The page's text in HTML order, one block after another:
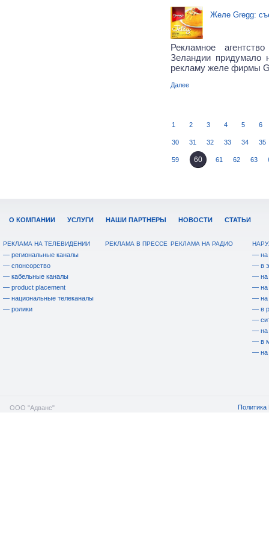
Желе Gregg:
Рекламное
Зеландии придумало
рекламу желе фирмы
Далее
1 2 3 4 5 6
30 31 32 33 34 35
59 60 61 62 63
О КОМПАНИИ УСЛУГИ НАШИ ПАРТНЕРЫ НОВОСТИ СТАТЬИ
РЕКЛАМА НА ТЕЛЕВИДЕНИИ
— региональные каналы
— спонсорство
— кабельные каналы
— product placement
— национальные телеканалы
— ролики
РЕКЛАМА В ПРЕССЕ РЕКЛАМА НА РАДИО
— на
— в
— на
— на
— на
— в
—
— на
— в
— на
ООО "Адванс" Политика